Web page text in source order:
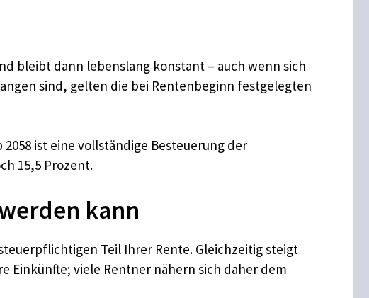
bleibt dann lebenslang konstant – auch wenn sich
sind, gelten die bei Rentenbeginn festgelegten
ist eine vollständige Besteuerung der
15,5 Prozent.
kann
Teil Ihrer Rente. Gleichzeitig steigt
Einkünfte; viele Rentner nähern sich daher dem